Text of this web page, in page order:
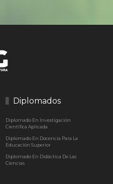
Diplomados
Diplomado En Investigación
Científica Aplicada
Diplomado En Docencia Para La
Educación Superior
Diplomado En Didáctica De Las
Ciencias